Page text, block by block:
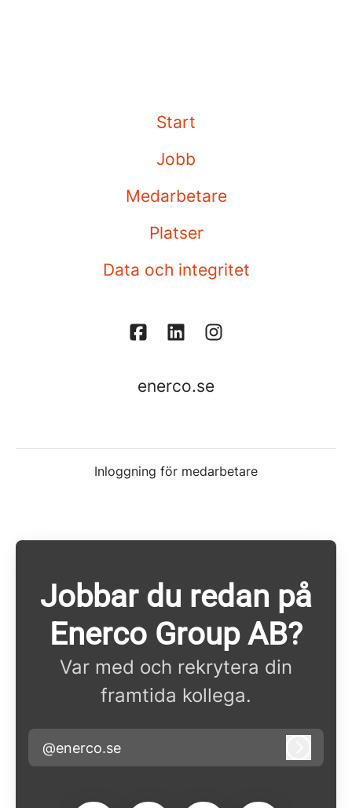
Start
Jobb
Medarbetare
Platser
Data och integritet
enerco.se
Inloggning för medarbetare
Jobbar du redan på
Enerco Group AB?
Var med och rekrytera din
framtida kollega.
@enerco.se